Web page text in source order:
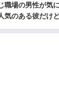
職場の男性が気
気のある彼だけ